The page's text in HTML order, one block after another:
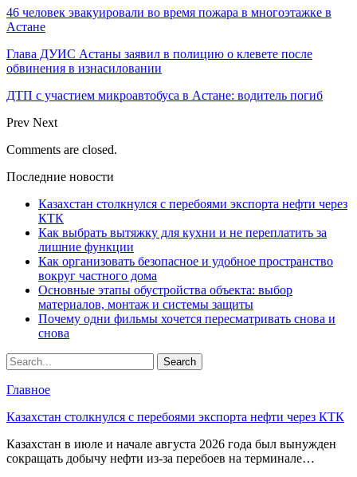
46 человек эвакуировали во время пожара в многоэтажке в
Астане
Глава ДУИС Астаны заявил в полицию о клевете после
обвинения в изнасиловании
ДТП с участием микроавтобуса в Астане: водитель погиб
Prev Next
Comments are closed.
Последние новости
Казахстан столкнулся с перебоями экспорта нефти через
КТК
Как выбрать вытяжку для кухни и не переплатить за
лишние функции
Как организовать безопасное и удобное пространство
вокруг частного дома
Основные этапы обустройства объекта: выбор
материалов, монтаж и системы защиты
Почему одни фильмы хочется пересматривать снова и
снова
Главное
Казахстан столкнулся с перебоями экспорта нефти через КТК
Казахстан в июле и начале августа 2026 года был вынужден
сокращать добычу нефти из-за перебоев на терминале…